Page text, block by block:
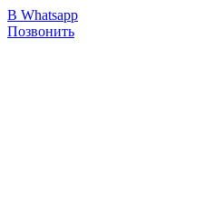
В Whatsapp
Позвонить